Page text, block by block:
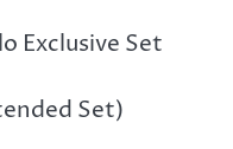
Exclusive Set
Set)